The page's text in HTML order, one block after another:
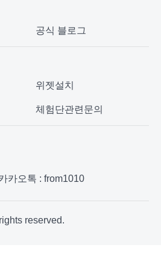
공식 블로그
위젯설치
체험단관련문의
카오톡 : from1010
reserved.